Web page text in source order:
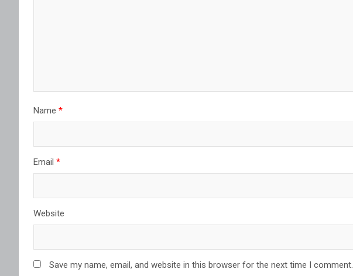
Name *
Email *
Website
Save my name, email, and website in this browser for the next time I comment.